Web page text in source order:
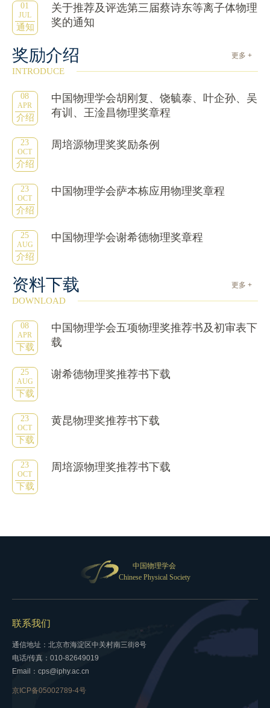
01
JUL
通知
关于推荐及评选第三届蔡诗东等离子体物理
奖的通知
奖励介绍 更多 +
INTRODUCE
08
APR
介绍
中国物理学会胡刚复、饶毓泰、叶企孙、吴
有训、王淦昌物理奖章程
23
OCT
介绍
周培源物理奖奖励条例
23
OCT
介绍
中国物理学会萨本栋应用物理奖章程
25
AUG
介绍
中国物理学会谢希德物理奖章程
资料下载 更多 +
DOWNLOAD
08
APR
下载
中国物理学会五项物理奖推荐书及初审表下
载
25
AUG
下载
谢希德物理奖推荐书下载
23
OCT
下载
黄昆物理奖推荐书下载
23
OCT
下载
周培源物理奖推荐书下载
中国物理学会
Chinese Physical Society
联系我们
通信地址：北京市海淀区中关村南三街8号
电话/传真：010-82649019
Email：cps@iphy.ac.cn
京ICP备05002789-4号